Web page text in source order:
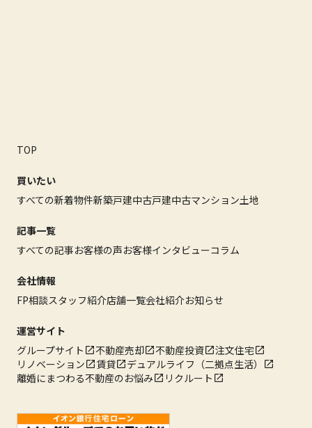
TOP
買いたい
すべての新着物件新築戸建中古戸建中古マンション土地
記事一覧
すべての記事お客様の声お客様インタビューコラム
会社情報
FP相談スタッフ紹介店舗一覧会社紹介お知らせ
運営サイト
グループサイト
不動産売却 不動産投資
注文住宅
リノベーション
賃貸
デュアルライフ（二拠点生活）
離婚にまつわる不動産のお悩み
リクルート